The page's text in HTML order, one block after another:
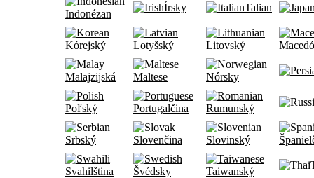
Indonézan
Írsky Talian
Kórejský Lotyšský Litovský
Malajzijská Maltese Nórsky
Poľský Portugalčina Rumunský
Srbský Slovenčina Slovinský
Svahilština Švédsky Taiwanský